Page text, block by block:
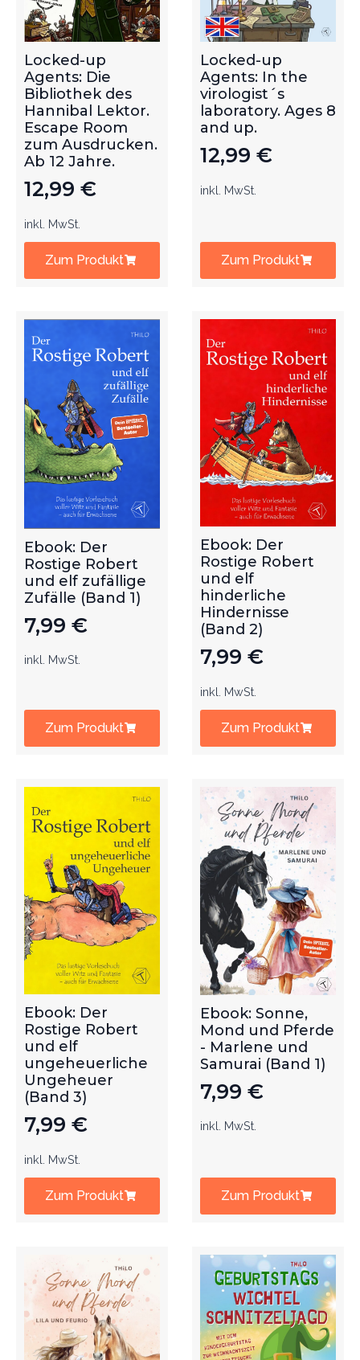
Locked-up
Agents: Die
Bibliothek des
Hannibal Lektor.
Escape Room
zum Ausdrucken.
Ab 12 Jahre.
12,99 €
inkl. MwSt.
Zum Produkt
Locked-up
Agents: In the
virologist´s
laboratory. Ages 8
and up.
12,99 €
inkl. MwSt.
Zum Produkt
Ebook: Der
Rostige Robert
und elf zufällige
Zufälle (Band 1)
7,99 €
inkl. MwSt.
Zum Produkt
Ebook: Der
Rostige Robert
und elf
hinderliche
Hindernisse
(Band 2)
7,99 €
inkl. MwSt.
Zum Produkt
Ebook: Der
Rostige Robert
und elf
ungeheuerliche
Ungeheuer
(Band 3)
7,99 €
inkl. MwSt.
Zum Produkt
Ebook: Sonne,
Mond und Pferde
- Marlene und
Samurai (Band 1)
7,99 €
inkl. MwSt.
Zum Produkt